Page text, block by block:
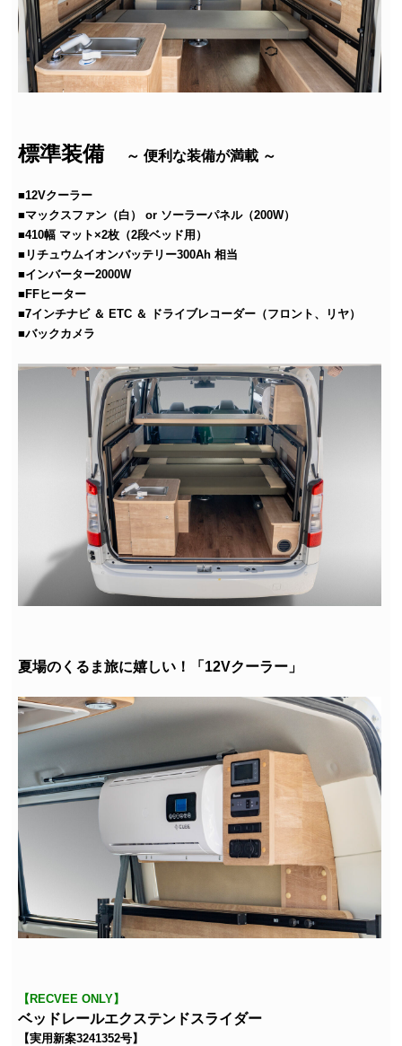
標準装備 ～ 便利な装備が満載 ～
■12Vクーラー
■マックスファン（白） or ソーラーパネル（200W）
■410幅 マット×2枚（2段ベッド用）
■リチュウムイオンバッテリー300Ah 相当
■インバーター2000W
■FFヒーター
■7インチナビ ＆ ETC ＆ ドライブレコーダー（フロント、リヤ）
■バックカメラ
夏場のくるま旅に嬉しい！「12Vクーラー」
【RECVEE ONLY】
ベッドレールエクステンドスライダー
【実用新案3241352号】